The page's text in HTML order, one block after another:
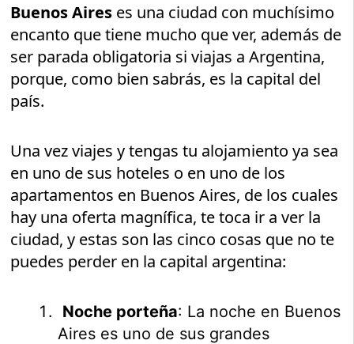
Buenos Aires es una ciudad con muchísimo
encanto que tiene mucho que ver, además de
ser parada obligatoria si viajas a Argentina,
porque, como bien sabrás, es la capital del
país.
Una vez viajes y tengas tu alojamiento ya sea
en uno de sus hoteles o en uno de los
apartamentos en Buenos Aires, de los cuales
hay una oferta magnífica, te toca ir a ver la
ciudad, y estas son las cinco cosas que no te
puedes perder en la capital argentina:
Noche porteña: La noche en Buenos
Aires es uno de sus grandes